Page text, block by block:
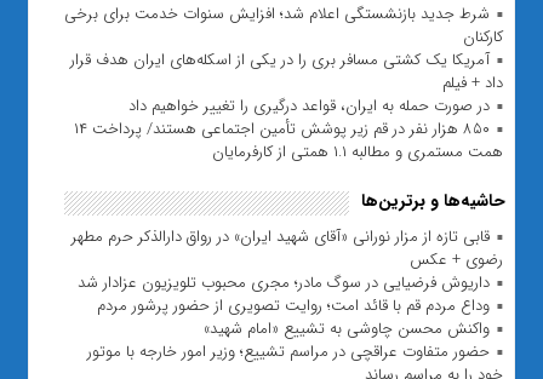
شرط جدید بازنشستگی اعلام شد؛ افزایش سنوات خدمت برای برخی
کارکنان
آمریکا یک کشتی مسافر بری را در یکی از اسکله‌های ایران هدف قرار
داد + فیلم
در صورت حمله به ایران، قواعد درگیری را تغییر خواهیم داد
۸۵۰ هزار نفر در قم زیر پوشش تأمین اجتماعی هستند/ پرداخت ۱۴
همت مستمری و مطالبه ۱.۱ همتی از کارفرمایان
حاشیه‌ها و برترین‌ها
قابی تازه از مزار نورانی «آقای شهید ایران» در رواق دارالذکر حرم مطهر
رضوی + عکس
داریوش فرضیایی در سوگ مادر؛ مجری محبوب تلویزیون عزادار شد
وداع مردم قم با قائد امت؛ روایت تصویری از حضور پرشور مردم
واکنش محسن چاوشی به تشییع «امام شهید»
حضور متفاوت عراقچی در مراسم تشییع؛ وزیر امور خارجه با موتور